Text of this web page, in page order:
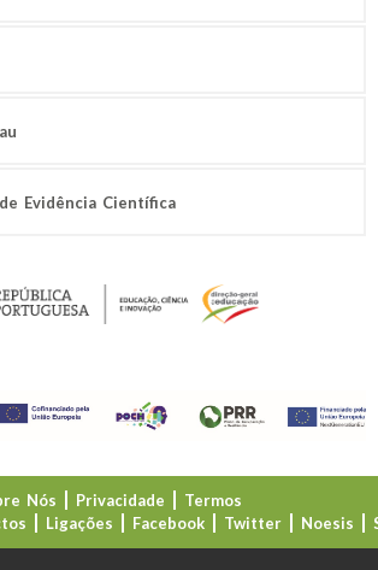
Evidência Científica
Nós Privacidade
Termos
Ligações Facebook Twitter Noesis